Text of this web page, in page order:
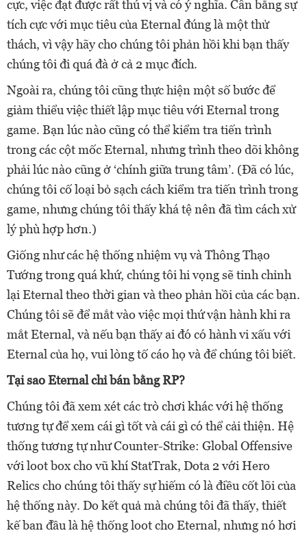
cực, việc đạt được rất thú vị và có ý nghĩa. Cân bằng sự
tích cực với mục tiêu của Eternal đúng là một thử
thách, vì vậy hãy cho chúng tôi phản hồi khi bạn thấy
chúng tôi đi quá đà ở cả 2 mục đích.
Ngoài ra, chúng tôi cũng thực hiện một số bước để
giảm thiểu việc thiết lập mục tiêu với Eternal trong
game. Bạn lúc nào cũng có thể kiểm tra tiến trình
trong các cột mốc Eternal, nhưng trình theo dõi không
phải lúc nào cũng ở ‘chính giữa trung tâm’. (Đã có lúc,
chúng tôi cố loại bỏ sạch cách kiểm tra tiến trình trong
game, nhưng chúng tôi thấy khá tệ nên đã tìm cách xử
lý phù hợp hơn.)
Giống như các hệ thống nhiệm vụ và Thông Thạo
Tướng trong quá khứ, chúng tôi hi vọng sẽ tinh chỉnh
lại Eternal theo thời gian và theo phản hồi của các bạn.
Chúng tôi sẽ để mắt vào việc mọi thứ vận hành khi ra
mắt Eternal, và nếu bạn thấy ai đó có hành vi xấu với
Eternal của họ, vui lòng tố cáo họ và để chúng tôi biết.
Tại sao Eternal chỉ bán bằng RP?
Chúng tôi đã xem xét các trò chơi khác với hệ thống
tương tự để xem cái gì tốt và cái gì có thể cải thiện. Hệ
thống tương tự như Counter-Strike: Global Offensive
với loot box cho vũ khí StatTrak, Dota 2 với Hero
Relics cho chúng tôi thấy sự hiếm có là điều cốt lõi của
hệ thống này. Do kết quả mà chúng tôi đã thấy, thiết
kế ban đầu là hệ thống loot cho Eternal, nhưng nó hơi